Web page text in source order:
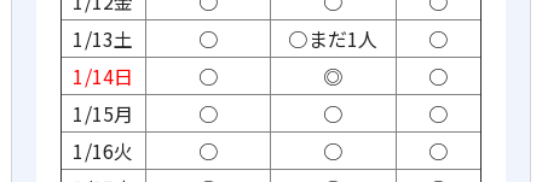
1/13土
○ ○まだ1人
○
1/14日
○ ◎
○
1/15月
○ ○
○
1/16火
○ ○
○